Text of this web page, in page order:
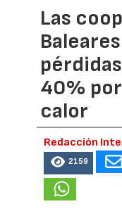
Las
40%
calor
Redacción
2159